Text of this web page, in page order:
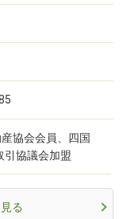
協会会員、四国
引協議会加盟
る